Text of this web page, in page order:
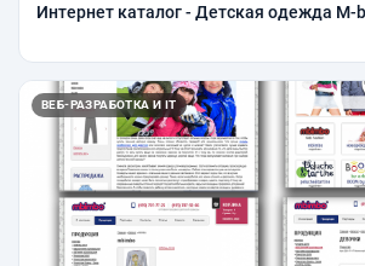
Интернет
ВЕБ-РАЗРАБОТКА И IT